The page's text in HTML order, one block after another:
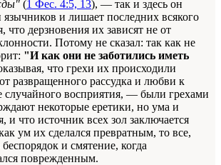
(1 Фес. 4:5, 13), — так и здесь он
язычников и лишает последних всякого
что дерзновения их зависят не от
Потому не сказал: так как не
"И как они не заботились иметь
что грехи их происходили
развращенного рассудка и любви к
случайного восприятия, — были грехами
некоторые еретики, но ума и
и что источник всех зол заключается
ум их сделался превратным, то все,
и смятение, когда
поврежденным.